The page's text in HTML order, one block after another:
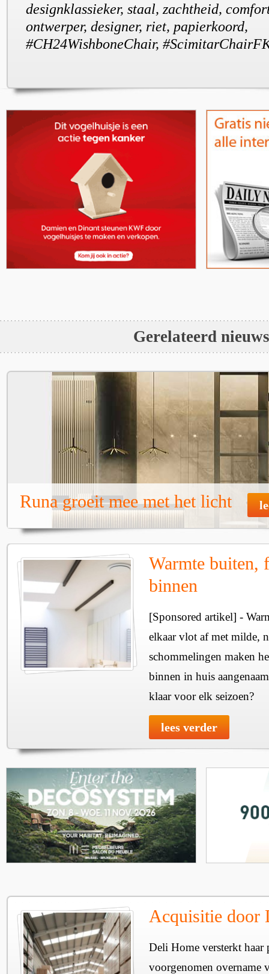
designklassieker, staal, zachtheid,
ontwerper, designer, riet, papierkoord,
#CH24WishboneChair,
Gerelateerd nieuws
Runa groeit mee met het licht
Warmte buiten,
binnen
[Sponsored artikel] -
elkaar vlot af met milde,
schommelingen maken
binnen in huis
klaar voor elk seizoen?
lees verder
Acquisitie door
Deli Home versterkt haar
voorgenomen overname